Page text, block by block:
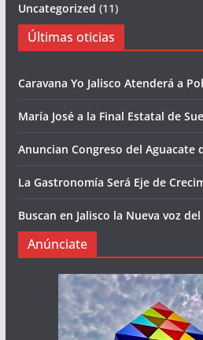
Uncategorized (11)
Últimas oticias
Caravana Yo Jalisco Atenderá a
María José a la Final Estatal de
Anuncian Congreso del Aguacate
La Gastronomía Será Eje de
Buscan en Jalisco la Nueva voz
Anúnciate